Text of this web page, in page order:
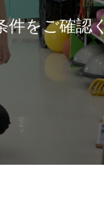
件をご確認